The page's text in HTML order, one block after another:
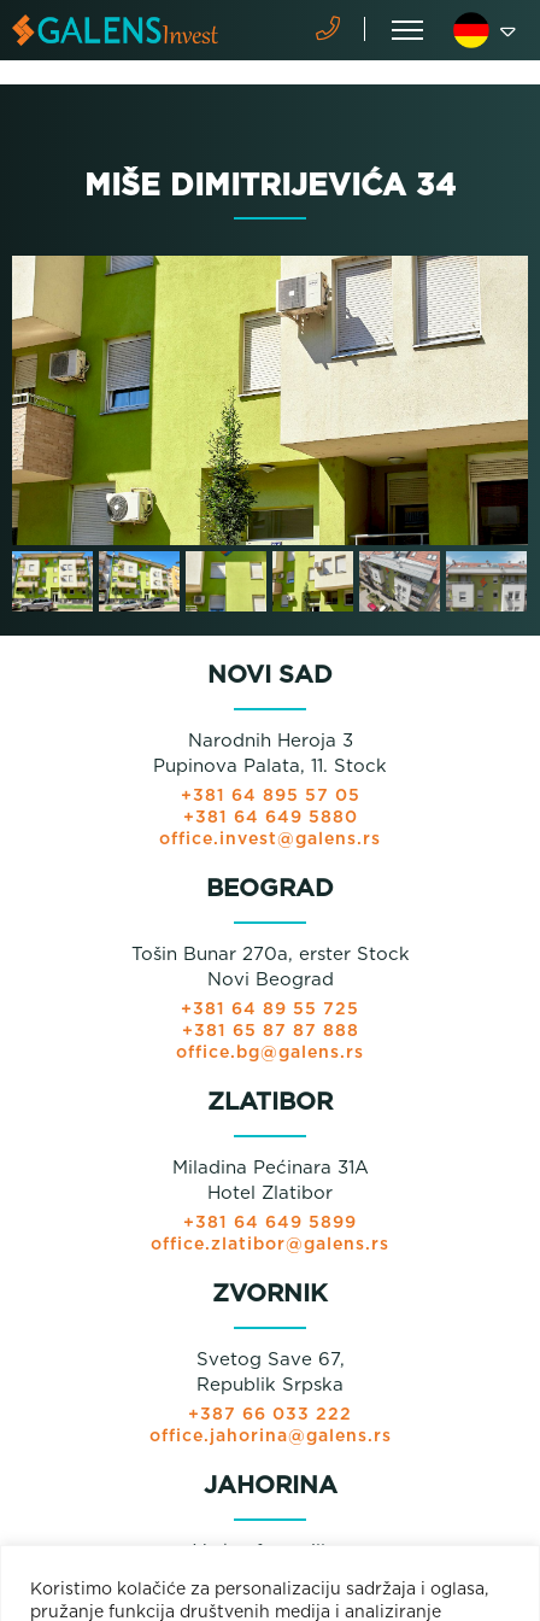
Koristimo kolačiće za personalizaciju sadržaja i oglasa,
pružanje funkcija društvenih medija i analiziranje
MIŠE DIMITRIJEVIĆA 34
NOVI SAD
Narodnih Heroja 3
Pupinova Palata, 11. Stock
+381 64 895 57 05
+381 64 649 5880
office.invest@galens.rs
BEOGRAD
Tošin Bunar 270a, erster Stock
Novi Beograd
+381 64 89 55 725
+381 65 87 87 888
office.bg@galens.rs
ZLATIBOR
Miladina Pećinara 31A
Hotel Zlatibor
+381 64 649 5899
office.zlatibor@galens.rs
ZVORNIK
Svetog Save 67,
Republik Srpska
+387 66 033 222
office.jahorina@galens.rs
JAHORINA
Olimpijska bb
Jahorina